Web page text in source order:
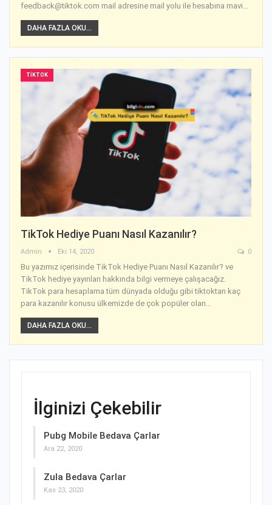
feedback@tiktok.com mail adresine mail yolu ile hesabına mavi…
DAHA FAZLA OKU...
TIKTOK
TikTok Hediye Puanı Nasıl Kazanılır?
Admin Eki 14, 2020 0
Bu yazımız içerisinde TikTok Hediye Puanı Nasıl Kazanılır? ve
TikTok hediye yayınları hakkında bilgi vermeye çalışacağız.
TikTok para hesaplama tüm dünyada olduğu gibi tiktoktan kaç
para kazanılır konusu ülkemizde de çok popüler olan…
DAHA FAZLA OKU...
İlginizi Çekebilir
Pubg Mobile Bedava Çarlar
Ara 22, 2020
Zula Bedava Çarlar
Kas 23, 2020